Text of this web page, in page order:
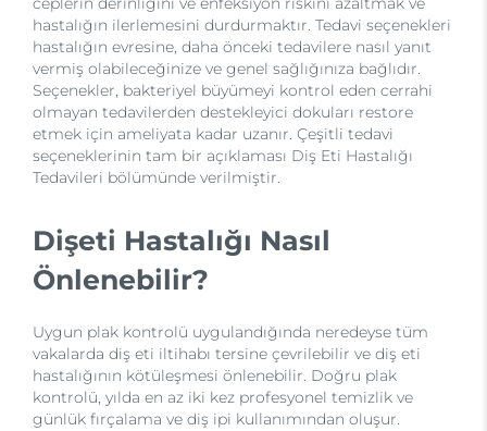
hastalığın ilerlemesini durdurmaktır. Tedavi seçenekleri
hastalığın evresine, daha önceki tedavilere nasıl yanıt
vermiş olabileceğinize ve genel sağlığınıza bağlıdır.
Seçenekler, bakteriyel büyümeyi kontrol eden cerrahi
olmayan tedavilerden destekleyici dokuları restore
etmek için ameliyata kadar uzanır. Çeşitli tedavi
seçeneklerinin tam bir açıklaması Diş Eti Hastalığı
Tedavileri bölümünde verilmiştir.
Dişeti Hastalığı Nasıl
Önlenebilir?
Uygun plak kontrolü uygulandığında neredeyse tüm
vakalarda diş eti iltihabı tersine çevrilebilir ve diş eti
hastalığının kötüleşmesi önlenebilir. Doğru plak
kontrolü, yılda en az iki kez profesyonel temizlik ve
günlük fırçalama ve diş ipi kullanımından oluşur.